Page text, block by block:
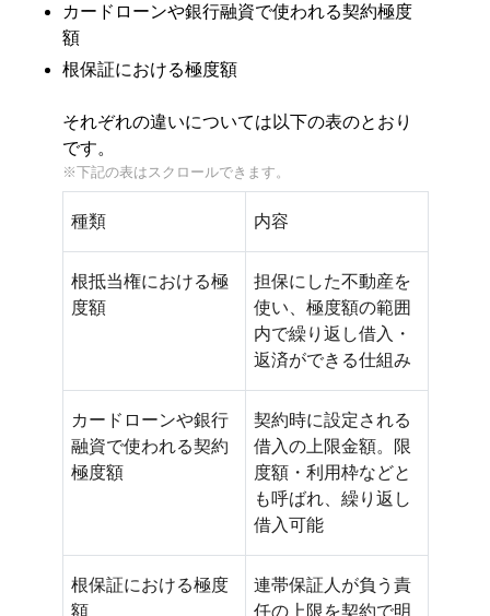
カードローンや銀行融資で使われる契約極度
額
根保証における極度額
それぞれの違いについては以下の表のとおり
です。
種類 内容
根抵当権における極
度額
担保にした不動産を
使い、極度額の範囲
内で繰り返し借入・
返済ができる仕組み
カードローンや銀行
融資で使われる契約
極度額
契約時に設定される
借入の上限金額。限
度額・利用枠などと
も呼ばれ、繰り返し
借入可能
根保証における極度
額
連帯保証人が負う責
任の上限を契約で明